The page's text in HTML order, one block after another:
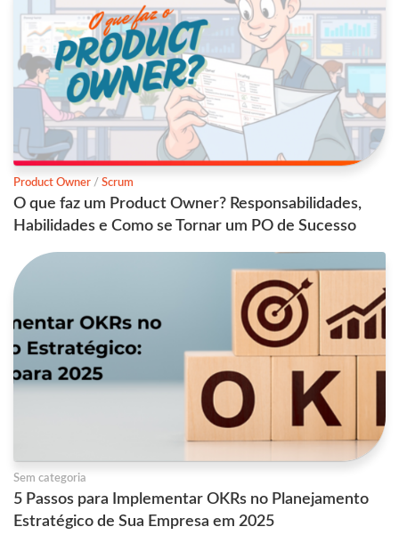
Product Owner / Scrum
O que faz um Product Owner? Responsabilidades,
Habilidades e Como se Tornar um PO de Sucesso
Sem categoria
5 Passos para Implementar OKRs no Planejamento
Estratégico de Sua Empresa em 2025